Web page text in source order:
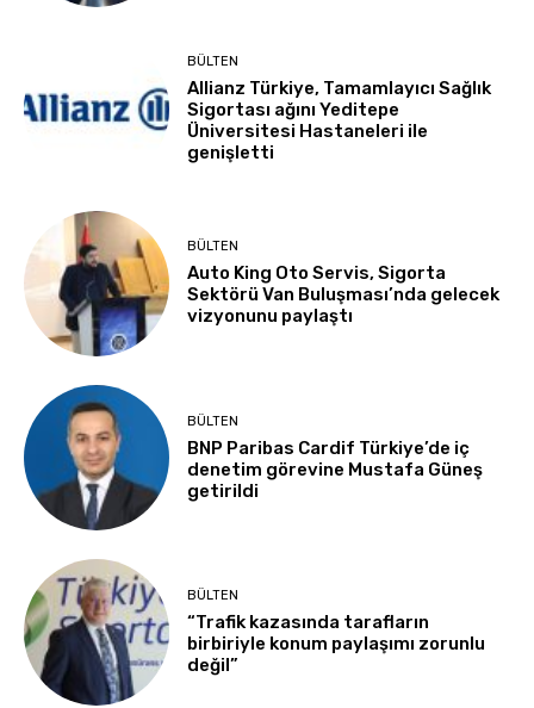
BÜLTEN
Allianz Türkiye, Tamamlayıcı Sağlık
Sigortası ağını Yeditepe
Üniversitesi Hastaneleri ile
genişletti
BÜLTEN
Auto King Oto Servis, Sigorta
Sektörü Van Buluşması’nda gelecek
vizyonunu paylaştı
BÜLTEN
BNP Paribas Cardif Türkiye’de iç
denetim görevine Mustafa Güneş
getirildi
BÜLTEN
“Trafik kazasında tarafların
birbiriyle konum paylaşımı zorunlu
değil”